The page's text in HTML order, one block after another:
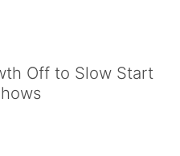
Off to Slow Start